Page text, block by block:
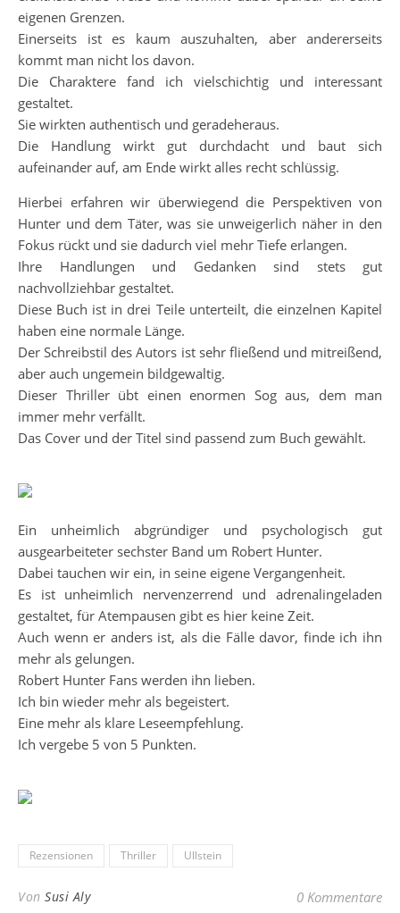
eigenen Grenzen.
Einerseits ist es kaum auszuhalten, aber andererseits
kommt man nicht los davon.
Die Charaktere fand ich vielschichtig und interessant
gestaltet.
Sie wirkten authentisch und geradeheraus.
Die Handlung wirkt gut durchdacht und baut sich
aufeinander auf, am Ende wirkt alles recht schlüssig.
Hierbei erfahren wir überwiegend die Perspektiven von
Hunter und dem Täter, was sie unweigerlich näher in den
Fokus rückt und sie dadurch viel mehr Tiefe erlangen.
Ihre Handlungen und Gedanken sind stets gut
nachvollziehbar gestaltet.
Diese Buch ist in drei Teile unterteilt, die einzelnen Kapitel
haben eine normale Länge.
Der Schreibstil des Autors ist sehr fließend und mitreißend,
aber auch ungemein bildgewaltig.
Dieser Thriller übt einen enormen Sog aus, dem man
immer mehr verfällt.
Das Cover und der Titel sind passend zum Buch gewählt.
Ein unheimlich abgründiger und psychologisch gut
ausgearbeiteter sechster Band um Robert Hunter.
Dabei tauchen wir ein, in seine eigene Vergangenheit.
Es ist unheimlich nervenzerrend und adrenalingeladen
gestaltet, für Atempausen gibt es hier keine Zeit.
Auch wenn er anders ist, als die Fälle davor, finde ich ihn
mehr als gelungen.
Robert Hunter Fans werden ihn lieben.
Ich bin wieder mehr als begeistert.
Eine mehr als klare Leseempfehlung.
Ich vergebe 5 von 5 Punkten.
Rezensionen Thriller Ullstein
Von Susi Aly 0 Kommentare